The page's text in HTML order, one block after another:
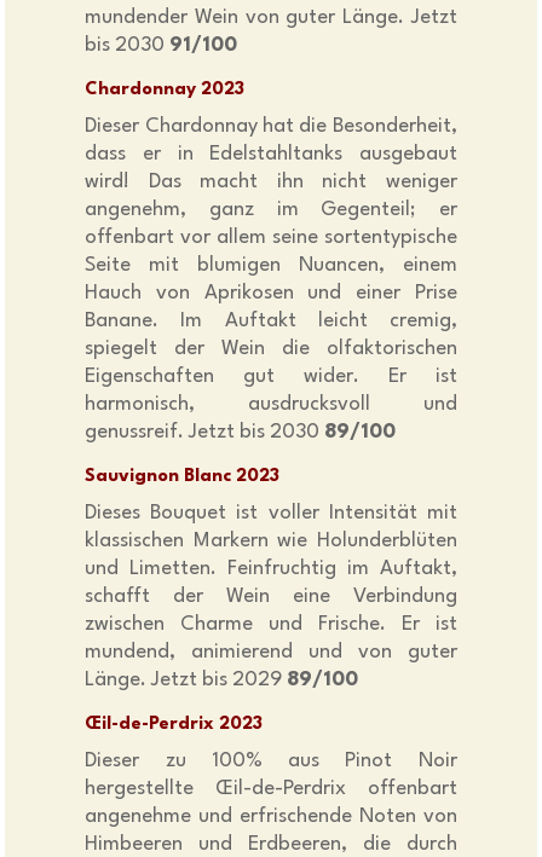
mundender Wein von guter Länge. Jetzt
bis 2030 91/100
Chardonnay 2023
Dieser Chardonnay hat die Besonderheit,
dass er in Edelstahltanks ausgebaut
wird! Das macht ihn nicht weniger
angenehm, ganz im Gegenteil; er
offenbart vor allem seine sortentypische
Seite mit blumigen Nuancen, einem
Hauch von Aprikosen und einer Prise
Banane. Im Auftakt leicht cremig,
spiegelt der Wein die olfaktorischen
Eigenschaften gut wider. Er ist
harmonisch, ausdrucksvoll und
genussreif. Jetzt bis 2030 89/100
Sauvignon Blanc 2023
Dieses Bouquet ist voller Intensität mit
klassischen Markern wie Holunderblüten
und Limetten. Feinfruchtig im Auftakt,
schafft der Wein eine Verbindung
zwischen Charme und Frische. Er ist
mundend, animierend und von guter
Länge. Jetzt bis 2029 89/100
Œil-de-Perdrix 2023
Dieser zu 100% aus Pinot Noir
hergestellte Œil-de-Perdrix offenbart
angenehme und erfrischende Noten von
Himbeeren und Erdbeeren, die durch